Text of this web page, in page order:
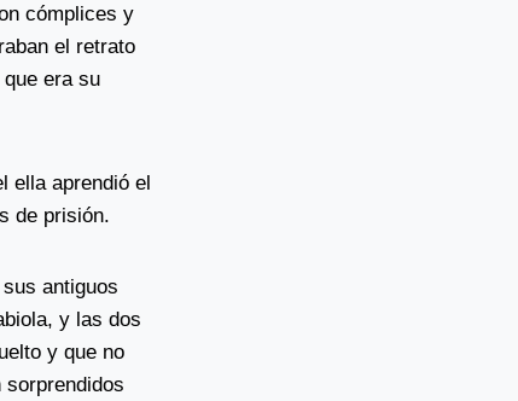
cómplices y
el retrato
era su
ella aprendió el
de prisión.
antiguos
y las dos
y que no